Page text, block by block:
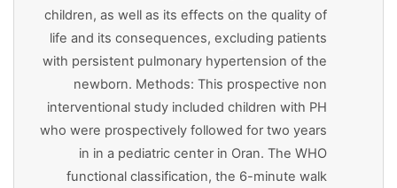
children, as well as its effects on the quality of
life and its consequences, excluding patients
with persistent pulmonary hypertension of the
newborn. Methods: This prospective non
interventional study included children with PH
who were prospectively followed for two years
in in a pediatric center in Oran. The WHO
functional classification, the 6-minute walk